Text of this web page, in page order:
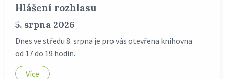
Hlášení rozhlasu
5. srpna 2026
Dnes ve středu 8. srpna je pro vás otevřena knihovna
od 17 do 19 hodin.
Více